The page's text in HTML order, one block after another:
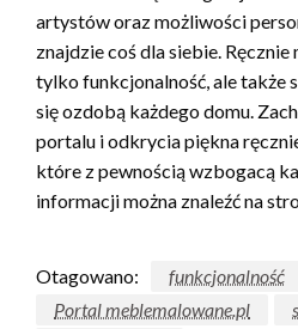
artystów oraz możliwości
znajdzie coś dla siebie.
tylko funkcjonalność, ale także
się ozdobą każdego domu.
portalu i odkrycia piękna
które z pewnością wzbogacą
informacji można znaleźć na
Otagowano: funkcjonalność
Portal meblemalowane.pl